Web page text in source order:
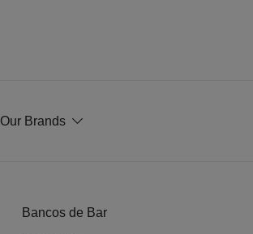
Our Brands
Bancos de Bar